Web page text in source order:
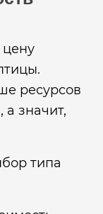
ресурсов
а значит,
типа